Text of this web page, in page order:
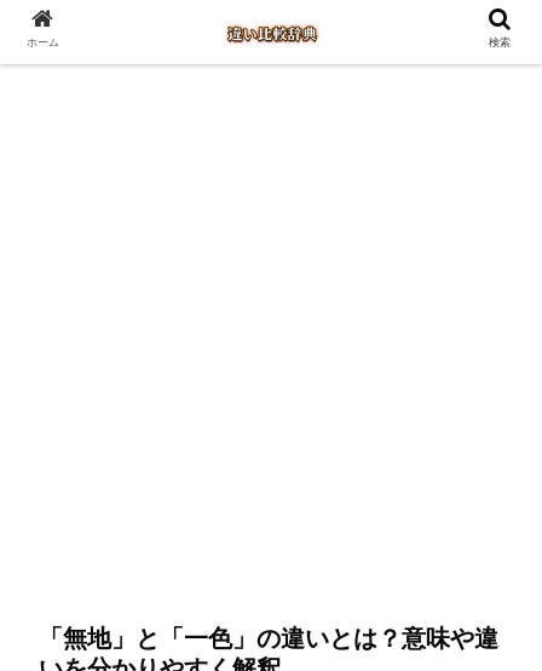
「無地」と「一色」の違いとは？意味や違
ホーム 検索